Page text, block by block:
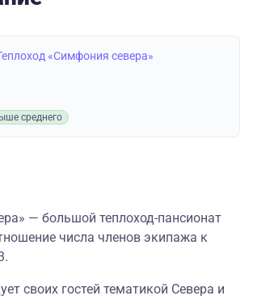
«Симфония севера»
среднего
— большой теплоход-пансионат
числа членов экипажа к
своих гостей тематикой Севера и